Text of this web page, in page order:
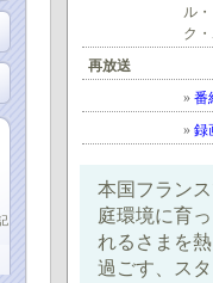
ル
ク
再放送
» 番
» 録
本国フラン
庭環境に育
れるさまを
過ごす、ス